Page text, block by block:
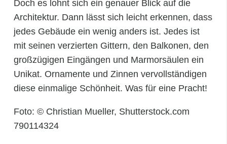
Doch es lohnt sich ein genauer Blick auf die
Architektur. Dann lässt sich leicht erkennen, dass
jedes Gebäude ein wenig anders ist. Jedes ist
mit seinen verzierten Gittern, den Balkonen, den
großzügigen Eingängen und Marmorsäulen ein
Unikat. Ornamente und Zinnen vervollständigen
diese einmalige Schönheit. Was für eine Pracht!
Foto: © Christian Mueller, Shutterstock.com
790114324